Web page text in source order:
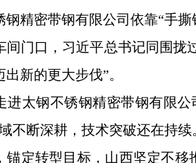
钢精密带钢有限公司依靠“手
间门口，习近平总书记同围拢
新的更大步伐”。
进太钢不锈钢精密带钢有限
不断深耕，技术突破还在持
锚定转型目标，山西坚定不